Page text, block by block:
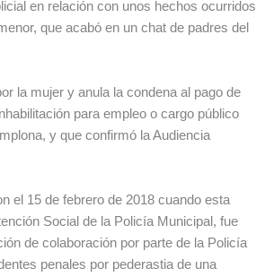
en relación con unos hechos ocurridos
que acabó en un chat de padres del
la mujer y anula la condena al pago de
para empleo o cargo público
y que confirmó la Audiencia
el 15 de febrero de 2018 cuando esta
Social de la Policía Municipal, fue
de colaboración por parte de la Policía
penales por pederastia de una